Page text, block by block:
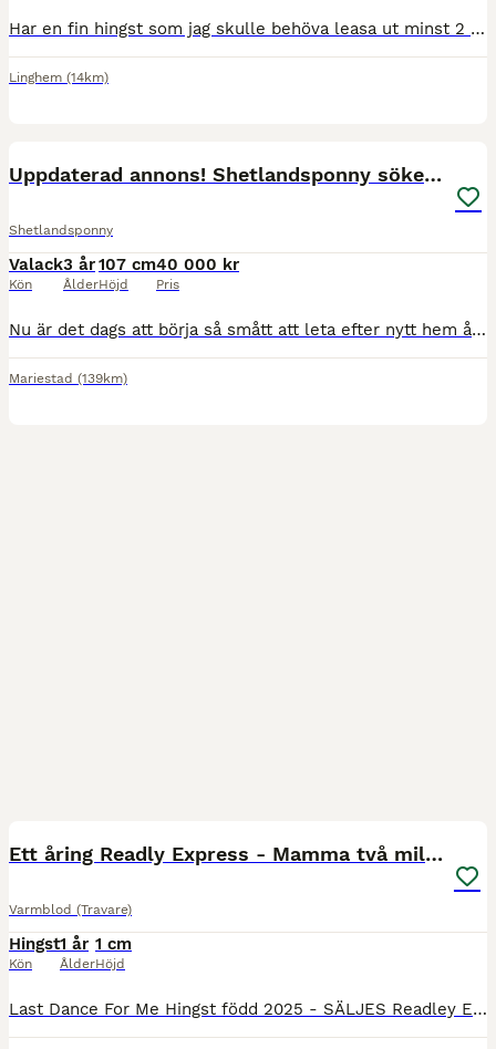
Har en fin hingst som jag skulle behöva leasa ut minst 2 år pga personliga själ. Han är efter APerfectyankee. Inklrd men behöver komma till någon som kan ge honom den träningen som jag inye har möjlig
Linghem (14km)
Uppdaterad annons! Shetlandsponny söker nytt hem
Shetlandsponny
Valack
Kön
3 år
Ålder
107 cm
Höjd
40 000 kr
Pris
Nu är det dags att börja så smått att leta efter nytt hem åt våran Cruth. Han är inkörd och tränas för ponnytrav (gör sin första start nu på Axevalla). Stor kille som kommer bli än bättre ju äldre han
Mariestad (139km)
Ett åring Readly Express - Mamma två miljonärer
Varmblod (Travare)
Hingst
Kön
1 år
Ålder
1 cm
Höjd
Last Dance For Me Hingst född 2025 - SÄLJES Readley Express - Some like it Lindy - Cantab Hall Redley Express på Cantab Hall mamma. Får ses som en Golden Cross. Samma korsning som Bullet the blueSky